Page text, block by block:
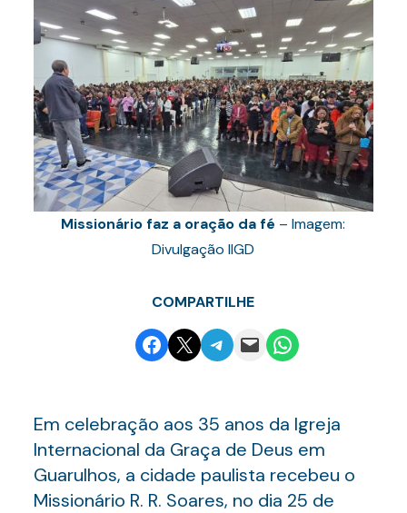
Missionário faz a oração da fé – Imagem:
Divulgação IIGD
COMPARTILHE
Share on Facebook
Email this PageShare on Telegram
Email this PageShare on WhatsApp
Em celebração aos 35 anos da Igreja
Internacional da Graça de Deus em
Guarulhos, a cidade paulista recebeu o
Missionário R. R. Soares, no dia 25 de